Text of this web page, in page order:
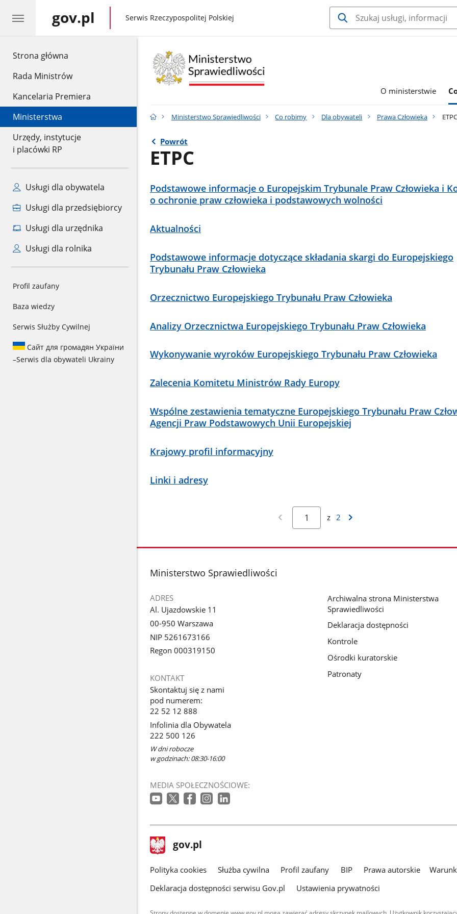
Strona główna
Rada Ministrów
Kancelaria Premiera
Ministerstwa
Urzędy, instytucje
i placówki RP
Usługi dla obywatela
Usługi dla przedsiębiorcy
Usługi dla urzędnika
Usługi dla rolnika
Profil zaufany
Baza wiedzy
Serwis Służby Cywilnej
Сайт для громадян України
–Serwis dla obywateli Ukrainy
gov.pl gov.pl
Serwis Rzeczypospolitej Polskiej
O ministerstwie
Ministerstwo Sprawiedliwości Co robimy Dla obywateli Prawa Człowieka ETPC
Powrót
ETPC
Podstawowe informacje o Europejskim Trybunale Praw Człowieka i
o ochronie praw człowieka i podstawowych wolności
Aktualności
Podstawowe informacje dotyczące składania skargi do Europejskiego
Trybunału Praw Człowieka
Orzecznictwo Europejskiego Trybunału Praw Człowieka
Analizy Orzecznictwa Europejskiego Trybunału Praw Człowieka
Wykonywanie wyroków Europejskiego Trybunału Praw Człowieka
Zalecenia Komitetu Ministrów Rady Europy
Wspólne zestawienia tematyczne Europejskiego Trybunału Praw
Agencji Praw Podstawowych Unii Europejskiej
Krajowy profil informacyjny
Linki i adresy
z 2
stopka
Ministerstwo Sprawiedliwości
ADRES
Al. Ujazdowskie 11
00-950 Warszawa
NIP 5261673166
Regon 000319150
KONTAKT
Skontaktuj się z nami
pod numerem:
22 52 12 888
Infolinia dla Obywatela
222 500 126
W dni robocze
w godzinach: 08:30-16:00
MEDIA SPOŁECZNOŚCIOWE:
Archiwalna strona Ministerstwa
Sprawiedliwości
Deklaracja dostępności
Kontrole
Ośrodki kuratorskie
Patronaty
stopka
gov.pl Strona
gov.pl
gov.pl
Polityka cookies Służba cywilna Profil zaufany BIP Prawa autorskie
Deklaracja dostępności serwisu Gov.pl
Ustawienia prywatności